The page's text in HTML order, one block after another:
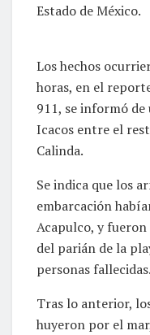
Estado de México.
Los hechos
horas, en el
911, se informó de
Icacos entre el
Calinda.
Se indica que los
embarcación
Acapulco, y
del parián de la
personas fallecidas.
Tras lo anterior,
huyeron por el